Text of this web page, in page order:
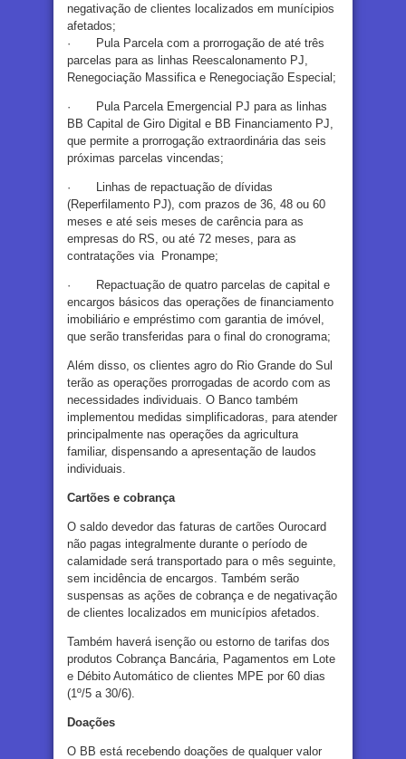
negativação de clientes localizados em munícipios
afetados;
· Pula Parcela com a prorrogação de até três
parcelas para as linhas Reescalonamento PJ,
Renegociação Massifica e Renegociação Especial;
· Pula Parcela Emergencial PJ para as linhas
BB Capital de Giro Digital e BB Financiamento PJ,
que permite a prorrogação extraordinária das seis
próximas parcelas vincendas;
· Linhas de repactuação de dívidas
(Reperfilamento PJ), com prazos de 36, 48 ou 60
meses e até seis meses de carência para as
empresas do RS, ou até 72 meses, para as
contratações via Pronampe;
· Repactuação de quatro parcelas de capital e
encargos básicos das operações de financiamento
imobiliário e empréstimo com garantia de imóvel,
que serão transferidas para o final do cronograma;
Além disso, os clientes agro do Rio Grande do Sul
terão as operações prorrogadas de acordo com as
necessidades individuais. O Banco também
implementou medidas simplificadoras, para atender
principalmente nas operações da agricultura
familiar, dispensando a apresentação de laudos
individuais.
Cartões e cobrança
O saldo devedor das faturas de cartões Ourocard
não pagas integralmente durante o período de
calamidade será transportado para o mês seguinte,
sem incidência de encargos. Também serão
suspensas as ações de cobrança e de negativação
de clientes localizados em municípios afetados.
Também haverá isenção ou estorno de tarifas dos
produtos Cobrança Bancária, Pagamentos em Lote
e Débito Automático de clientes MPE por 60 dias
(1º/5 a 30/6).
Doações
O BB está recebendo doações de qualquer valor